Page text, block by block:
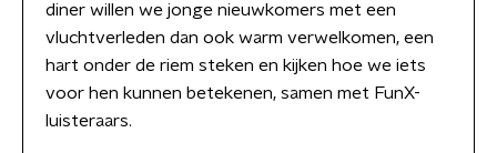
diner willen we jonge nieuwkomers met een
vluchtverleden dan ook warm verwelkomen, een
hart onder de riem steken en kijken hoe we iets
voor hen kunnen betekenen, samen met FunX-
luisteraars.